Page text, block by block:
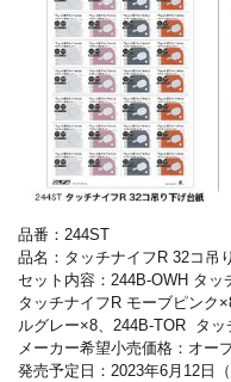
品番： 244ST
品名：タッチナイフ R 32コ吊
セット内容： 244B-OWH タッ
タッチナイフ R モーブピンク×
ルグレー×8、 244B-TOR タッ
メーカー希望小売価格：オー
発売予定日： 2023年6月 12 日